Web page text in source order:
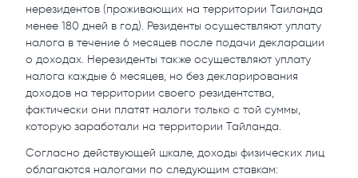
нерезидентов (проживающих на территории Таиланда
менее 180 дней в год). Резиденты осуществляют уплату
налога в течение 6 месяцев после подачи декларации
о доходах. Нерезиденты также осуществляют уплату
налога каждые 6 месяцев, но без декларирования
доходов на территории своего резидентства,
фактически они платят налоги только с той суммы,
которую заработали на территории Тайланда.
Согласно действующей шкале, доходы физических лиц
облагаются налогами по следующим ставкам: